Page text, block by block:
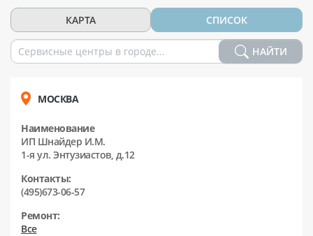
КАРТА СПИСОК
НАЙТИ
МОСКВА
Наименование
ИП Шнайдер И.М.
1-я ул. Энтузиастов, д.12
Контакты:
(495)673-06-57
Ремонт:
Все